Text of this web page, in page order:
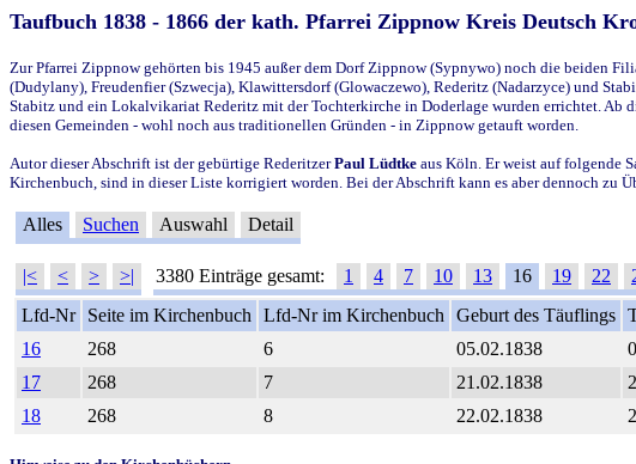
Taufbuch 1838 - 1866 der kath. Pfarrei Zippnow Kreis Deutsch
Zur Pfarrei Zippnow gehörten bis 1945 außer dem Dorf Zippnow (Sypnywo) noch die beiden
(Dudylany), Freudenfier (Szwecja), Klawittersdorf (Glowaczewo), Rederitz (Nadarzyce) und
Stabitz und ein Lokalvikariat Rederitz mit der Tochterkirche in Doderlage wurden errichtet. Ab
diesen Gemeinden - wohl noch aus traditionellen Gründen - in Zippnow getauft worden.
Autor dieser Abschrift ist der gebürtige RederitzerPaul Lüdtke aus Köln. Er weist auf folgende
Kirchenbuch, sind in dieser Liste korrigiert worden. Bei der Abschrift kann es aber dennoch zu
Alles Suchen Auswahl Detail
|< < > >| 3380 Einträge gesamt: 1 4 7 10 13 16 19 22
Lfd-Nr
Seite im Kirchenbuch Lfd-Nr im Kirchenbuch Geburt des Täuflings
16
268 6 05.02.1838
17
268 7 21.02.1838
18
268 8 22.02.1838